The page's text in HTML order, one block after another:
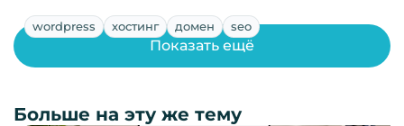
wordpress хостинг домен seo
Показать ещё
Больше на эту же тему